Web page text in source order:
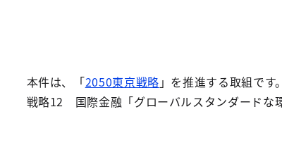
本件は、「2050東京戦略 」を推進する取組です。
戦略12 国際金融「グローバルスタンダードな